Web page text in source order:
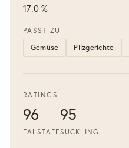
17.0 %
PASST ZU
Gemüse Pilzgerichte
RATINGS
96
FALSTAFF
95
SUCKLING